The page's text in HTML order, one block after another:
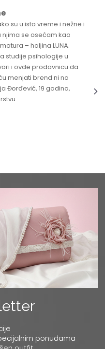
su u isto vreme i nežne i
se osećam kao
– haljina LUNA.
studije psihologije u
i ovde prodavnicu da
menjati brend ni na
Đorđević, 19 godina,
ponudama